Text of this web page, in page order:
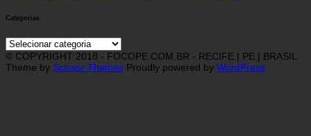
Categorias
Categorias
© COPYRIGHT 2018 - FOCOPE.COM.BR - RECIFE | PE | BRASIL
Theme by Scissor Themes Proudly powered by WordPress